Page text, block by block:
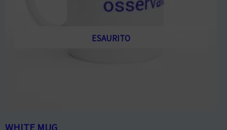
ESAURITO
WHITE MUG